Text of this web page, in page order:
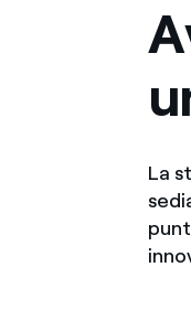
Il canale
La